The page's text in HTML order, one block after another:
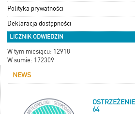
Polityka prywatności
Deklaracja dostępności
LICZNIK ODWIEDZIN
W tym miesiącu: 12918
W sumie: 172309
NEWS
64